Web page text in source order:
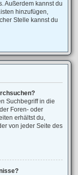
Außerdem kannst du
hinzufügen,
Stelle kannst du
Suchbegriff in die
Foren- oder
erhältst du,
von jeder Seite des